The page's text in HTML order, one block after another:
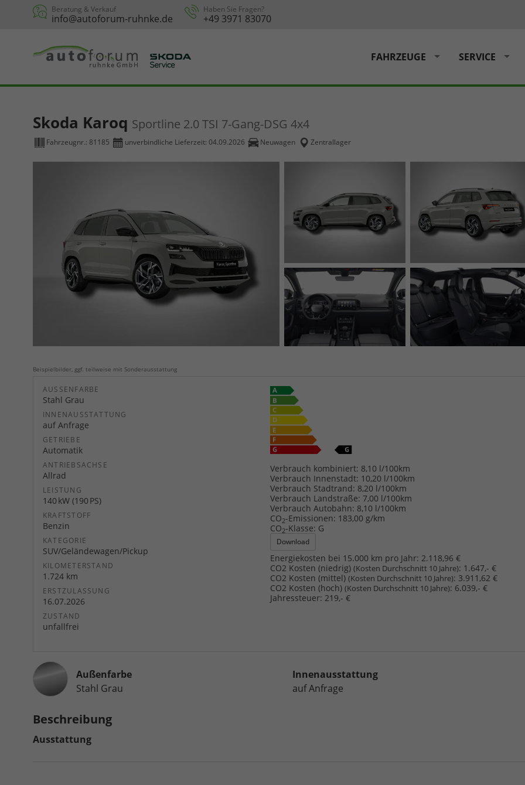
Beratung & Verkauf
info@autoforum-ruhnke.de
Haben Sie Fragen?
+49 3971 83070
FAHRZEUGE SERVICE
Skoda Karoq Sportline 2.0 TSI 7-Gang-DSG 4x4
Fahrzeugnr.: 81185 unverbindliche Lieferzeit: 04.09.2026 Neuwagen Zentrallager
Beispielbilder, ggf. teilweise mit Sonderausstattung
AUSSENFARBE
Stahl Grau
INNENAUSSTATTUNG
auf Anfrage
GETRIEBE
Automatik
ANTRIEBSACHSE
Allrad
LEISTUNG
140 kW (190 PS)
KRAFTSTOFF
Benzin
KATEGORIE
SUV/Geländewagen/Pickup
KILOMETERSTAND
1.724 km
ERSTZULASSUNG
16.07.2026
ZUSTAND
unfallfrei
Verbrauch kombiniert: 8,10 l/100km
Verbrauch Innenstadt: 10,20 l/100km
Verbrauch Stadtrand: 8,20 l/100km
Verbrauch Landstraße: 7,00 l/100km
Verbrauch Autobahn: 8,10 l/100km
CO2-Emissionen: 183,00 g/km
CO2-Klasse: G
Download
Energiekosten bei 15.000 km pro Jahr: 2.118,96 €
CO2 Kosten (niedrig) (Kosten Durchschnitt 10 Jahre): 1.647,- €
CO2 Kosten (mittel) (Kosten Durchschnitt 10 Jahre): 3.911,62 €
CO2 Kosten (hoch) (Kosten Durchschnitt 10 Jahre): 6.039,- €
Jahressteuer: 219,- €
Außenfarbe
Stahl Grau
Innenausstattung
auf Anfrage
Beschreibung
Ausstattung